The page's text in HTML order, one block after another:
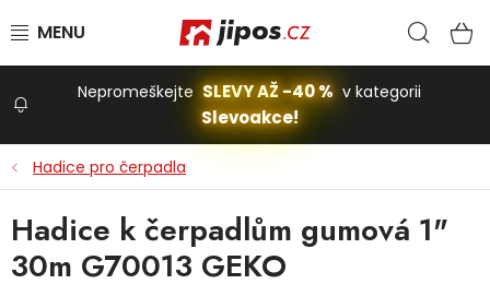
Stavba a dům
Nepromeškejte SLEVY AŽ -40 % v kategorii
Slevoakce!
Hadice pro čerpadla
Hadice k čerpadlům gumová 1"
30m G70013 GEKO